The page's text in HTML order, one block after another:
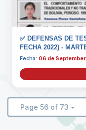
✅ DEFENSAS DE
FECHA 2022) -
Fecha: 06 de
Page 56 of 73